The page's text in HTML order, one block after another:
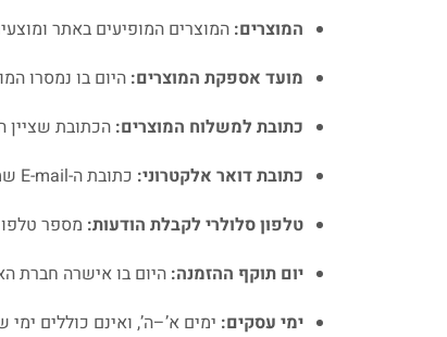
המוצרים: המוצרים המופיעים באתר
מועד אספקת המוצרים: היום בו נמסרו
כתובת למשלוח המוצרים: הכתובת שציין
כתובת דואר אלקטרוני: כתובת ה-E-mail שמסר הלקוח בעת ביצוע ההזמנה.
טלפון סלולרי לקבלת הודעות: מספר
יום תוקף ההזמנה: היום בו אישרה חברת
ימי עסקים: ימים א’–ה’, ואינם כוללים